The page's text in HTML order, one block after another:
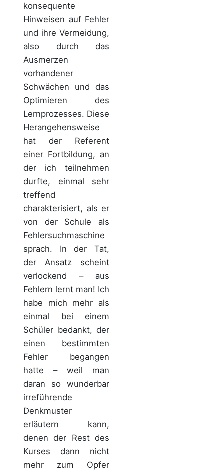
konsequente
Hinweisen auf Fehler
und ihre Vermeidung,
also durch das
Ausmerzen
vorhandener
Schwächen und das
Optimieren des
Lernprozesses. Diese
Herangehensweise
hat der Referent
einer Fortbildung, an
der ich teilnehmen
durfte, einmal sehr
treffend
charakterisiert, als er
von der Schule als
Fehlersuchmaschine
sprach. In der Tat,
der Ansatz scheint
verlockend – aus
Fehlern lernt man! Ich
habe mich mehr als
einmal bei einem
Schüler bedankt, der
einen bestimmten
Fehler begangen
hatte – weil man
daran so wunderbar
irreführende
Denkmuster
erläutern kann,
denen der Rest des
Kurses dann nicht
mehr zum Opfer